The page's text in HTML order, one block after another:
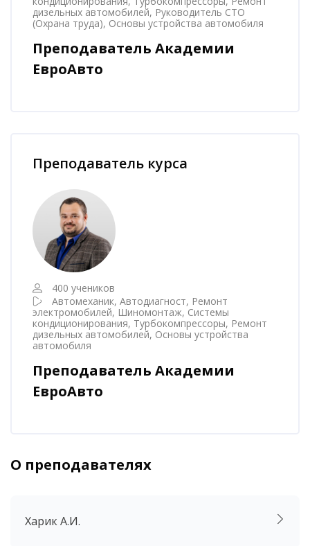
дизельных автомобилей, Руководитель СТО
(Охрана труда), Основы устройства автомобиля
Преподаватель Академии
ЕвроАвто
Преподаватель курса
400 учеников
Автомеханик, Автодиагност, Ремонт
электромобилей, Шиномонтаж, Системы
кондиционирования, Турбокомпрессоры, Ремонт
дизельных автомобилей, Основы устройства
автомобиля
Преподаватель Академии
ЕвроАвто
Пропустить [Cocoon] Аккордеон
О преподавателях
Харик А.И.